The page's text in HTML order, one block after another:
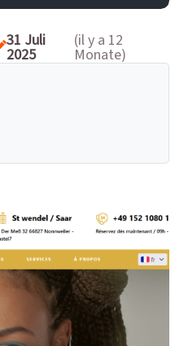
31 Juli
2025
(il y a 12
Monate)